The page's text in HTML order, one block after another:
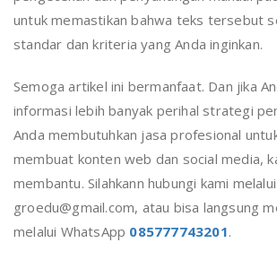
untuk memastikan bahwa teks tersebut
standar dan kriteria yang Anda inginkan.
Semoga artikel ini bermanfaat. Dan jika
informasi lebih banyak perihal strategi
Anda membutuhkan jasa profesional
membuat konten web dan social media,
membantu. Silahkann hubungi kami
groedu@gmail.com, atau bisa langsung
melalui WhatsApp 085777743201.